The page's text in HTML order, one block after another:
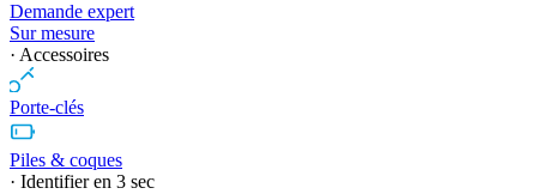
Demande expert
Sur mesure
· Accessoires
Porte-clés
Piles & coques
· Identifier en 3 sec